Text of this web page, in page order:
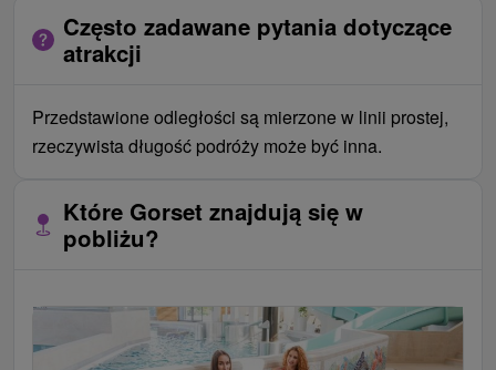
Często zadawane pytania dotyczące
atrakcji
Przedstawione odległości są mierzone w linii prostej,
rzeczywista długość podróży może być inna.
Które Gorset znajdują się w
pobliżu?